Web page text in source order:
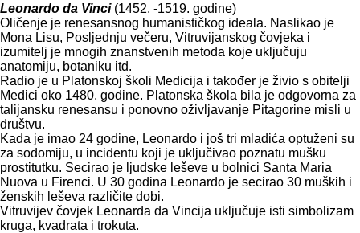
Leonardo da Vinci(1452. -1519. godine)
Oličenje je renesansnog humanističkog ideala. Naslikao je
Mona Lisu, Posljednju večeru, Vitruvijanskog čovjeka i
izumitelj je mnogih znanstvenih metoda koje uključuju
anatomiju, botaniku itd.
Radio je u Platonskoj školi Medicija i također je živio s obitelji
Medici oko 1480. godine. Platonska škola bila je odgovorna za
talijansku renesansu i ponovno oživljavanje Pitagorine misli u
društvu.
Kada je imao 24 godine, Leonardo i još tri mladića optuženi su
za sodomiju, u incidentu koji je uključivao poznatu mušku
prostitutku. Secirao je ljudske leševe u bolnici Santa Maria
Nuova u Firenci. U 30 godina Leonardo je secirao 30 muških i
ženskih leševa različite dobi.
Vitruvijev čovjek Leonarda da Vincija uključuje isti simbolizam
kruga, kvadrata i trokuta.